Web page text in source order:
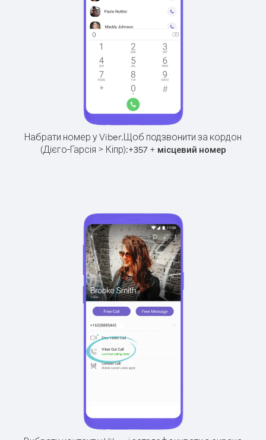
Набрати номер у Viber.Щоб подзвонити за кордон
(Дієго-Гарсія > Кіпр):+357+ місцевий номер